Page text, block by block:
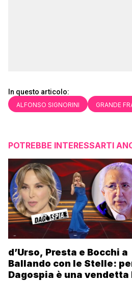
In questo articolo:
ALFONSO SIGNORINI GRANDE
POTREBBE INTERESSARTI
d’Urso, Presta e Bocchi a
Ballando con le Stelle:
Dagospia è una vendetta